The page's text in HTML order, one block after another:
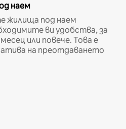
наем
жилища под наем
ви удобства, за
или повече. Това е
на преотдаването